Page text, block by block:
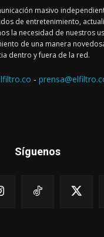
masivo
de entretenimiento,
la necesidad de nuestros
de una manera
dentro y fuera de la red.
-
Síguenos